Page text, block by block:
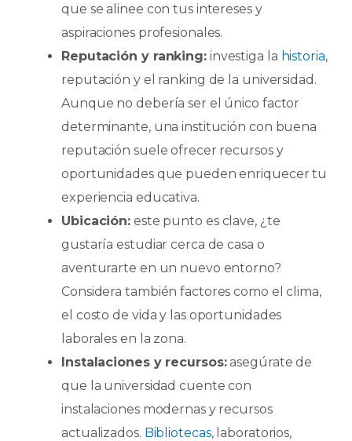
que se alinee con tus intereses y
aspiraciones profesionales.
Reputación y ranking:investiga la historia,
reputación y el ranking de la universidad.
Aunque no debería ser el único factor
determinante, una institución con buena
reputación suele ofrecer recursos y
oportunidades que pueden enriquecer tu
experiencia educativa.
Ubicación: este punto es clave, ¿te
gustaría estudiar cerca de casa o
aventurarte en un nuevo entorno?
Considera también factores como el clima,
el costo de vida y las oportunidades
laborales en la zona.
Instalaciones y recursos:asegúrate de
que la universidad cuente con
instalaciones modernas y recursos
actualizados. Bibliotecas, laboratorios,